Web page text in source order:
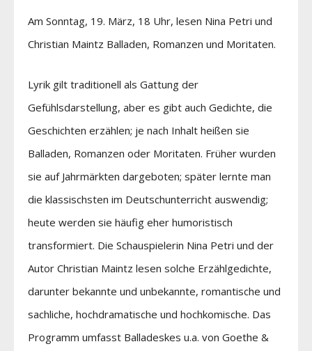
Am Sonntag, 19. März, 18 Uhr, lesen Nina Petri und
Christian Maintz Balladen, Romanzen und Moritaten.
Lyrik gilt traditionell als Gattung der
Gefühlsdarstellung, aber es gibt auch Gedichte, die
Geschichten erzählen; je nach Inhalt heißen sie
Balladen, Romanzen oder Moritaten. Früher wurden
sie auf Jahrmärkten dargeboten; später lernte man
die klassischsten im Deutschunterricht auswendig;
heute werden sie häufig eher humoristisch
transformiert. Die Schauspielerin Nina Petri und der
Autor Christian Maintz lesen solche Erzählgedichte,
darunter bekannte und unbekannte, romantische und
sachliche, hochdramatische und hochkomische. Das
Programm umfasst Balladeskes u.a. von Goethe &